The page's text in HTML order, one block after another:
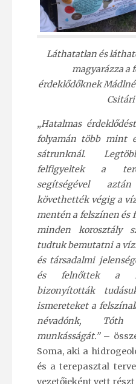
Láthatatlan és
magyarázza a
érdeklődőknek
„Hatalmas
folyamán több mint
sátrunknál.
felfigyeltek a
segítségével
követhették végig a
mentén a felszínen és
minden korosztály
tudtuk bemutatni a
és társadalmi
és felnőttek a
bizonyították
ismereteket a
névadónk, Tóth
munkásságát.”–
Soma, aki a
és a terepasztal
vezetőjeként vett részt